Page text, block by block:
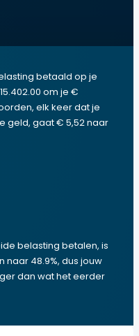
betaald op je
om je €
elk keer dat je
geld, gaat € 5,52 naar
belasting betalen, is
naar 48.9%, dus jouw
dan wat het eerder